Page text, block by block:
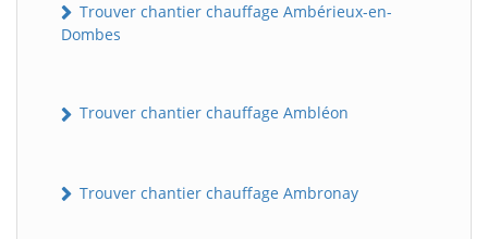
Trouver chantier chauffage Ambérieux-en-
Dombes
Trouver chantier chauffage Ambléon
Trouver chantier chauffage Ambronay